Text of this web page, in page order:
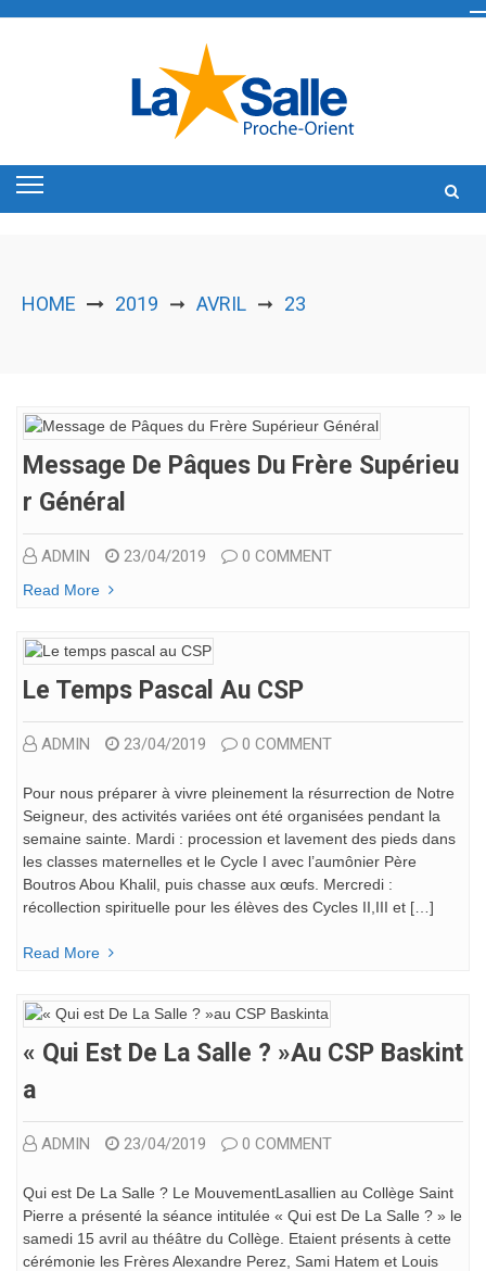
HOME 2019 ➞ AVRIL ➞ 23
Message De Pâques Du Frère Supérieu
R Général
ADMIN 23/04/2019 0 COMMENT
Read More
Le Temps Pascal Au CSP
ADMIN 23/04/2019 0 COMMENT
Pour nous préparer à vivre pleinement la résurrection de Notre
Seigneur, des activités variées ont été organisées pendant la
semaine sainte. Mardi : procession et lavement des pieds dans
les classes maternelles et le Cycle I avec l’aumônier Père
Boutros Abou Khalil, puis chasse aux œufs. Mercredi :
récollection spirituelle pour les élèves des Cycles II,III et […]
Read More
« Qui Est De La Salle ? »au CSP Baskint
A
ADMIN 23/04/2019 0 COMMENT
Qui est De La Salle ? Le MouvementLasallien au Collège Saint
Pierre a présenté la séance intitulée « Qui est De La Salle ? » le
samedi 15 avril au théâtre du Collège. Etaient présents à cette
cérémonie les Frères Alexandre Perez, Sami Hatem et Louis